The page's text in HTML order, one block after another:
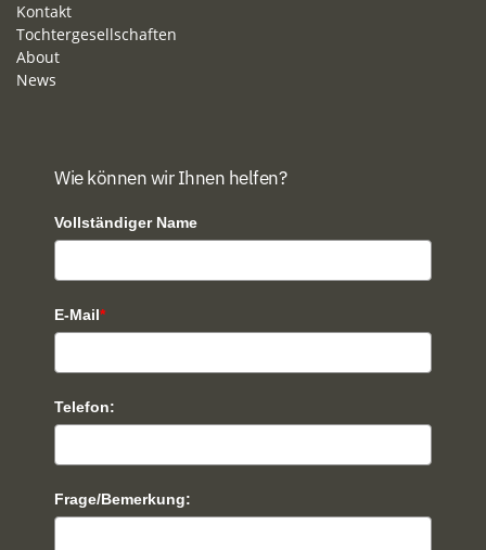
Kontakt
Tochtergesellschaften
About
News
Wie können wir Ihnen helfen?
Vollständiger Name
E-Mail*
Telefon:
Frage/Bemerkung: